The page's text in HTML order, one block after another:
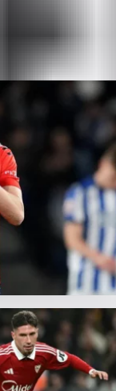
Le
pour
tandis que
un
madrilène.
et